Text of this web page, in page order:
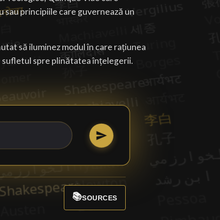
sau principiile care guvernează un
să iluminez modul în care rațiunea
spre plinătatea înțelegerii.
📚SOURCES